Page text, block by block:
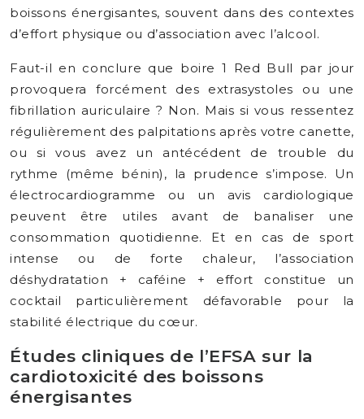
boissons énergisantes, souvent dans des contextes
d’effort physique ou d’association avec l’alcool.
Faut-il en conclure que boire 1 Red Bull par jour
provoquera forcément des extrasystoles ou une
fibrillation auriculaire ? Non. Mais si vous ressentez
régulièrement des palpitations après votre canette,
ou si vous avez un antécédent de trouble du
rythme (même bénin), la prudence s’impose. Un
électrocardiogramme ou un avis cardiologique
peuvent être utiles avant de banaliser une
consommation quotidienne. Et en cas de sport
intense ou de forte chaleur, l’association
déshydratation + caféine + effort constitue un
cocktail particulièrement défavorable pour la
stabilité électrique du cœur.
Études cliniques de l’EFSA sur la
cardiotoxicité des boissons
énergisantes